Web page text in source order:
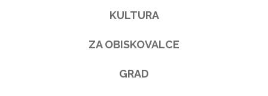
KULTURA
ZA OBISKOVALCE
GRAD